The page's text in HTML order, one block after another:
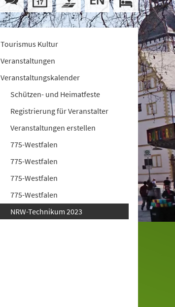
Tourismus Kultur
Veranstaltungen
Veranstaltungskalender
Schützen- und Heimatfeste
Registrierung für Veranstalter
Veranstaltungen erstellen
775-Westfalen
775-Westfalen
775-Westfalen
775-Westfalen
NRW-Technikum 2023